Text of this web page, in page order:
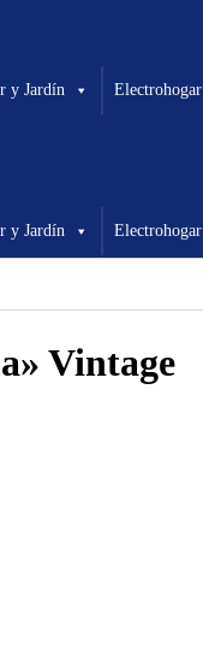
y Jardín Electrohogar
y Jardín Electrohogar
Vintage